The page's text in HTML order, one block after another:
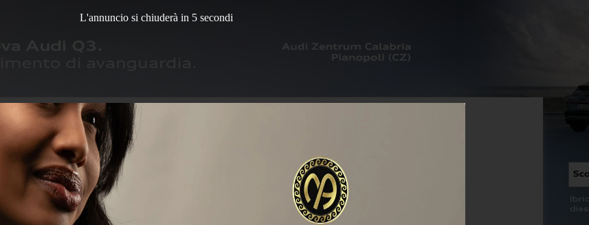
L'annuncio si chiuderà in 3 secondi